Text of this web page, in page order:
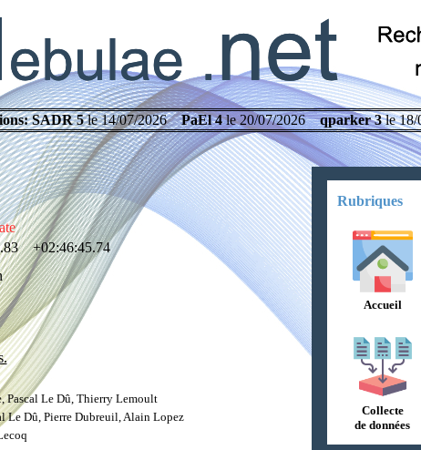
SADR 5le 14/07/2026PaEl 4le 20/07/2026qparker 3le
+02:46:45.74
Le Dû, Thierry Lemoult
Dû, Pierre Dubreuil, Alain Lopez
Rubriques
Accueil
Collecte
de données